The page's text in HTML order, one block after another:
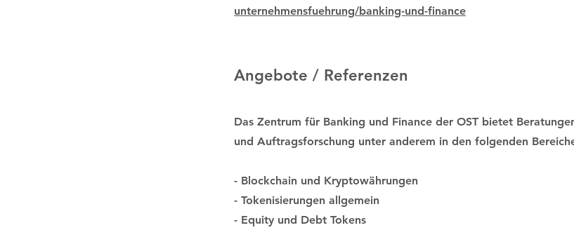
unternehmensfuehrung/banking-und-finance
Angebote / Referenzen
Das Zentrum für Banking und Finance der OST bietet
und Auftragsforschung unter anderem in den folgenden
- Blockchain und Kryptowährungen
- Tokenisierungen allgemein
- Equity und Debt Tokens